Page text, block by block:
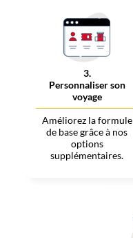
3.
Personnaliser son
voyage
Améliorez la formule
de base grâce à nos
options
supplémentaires.